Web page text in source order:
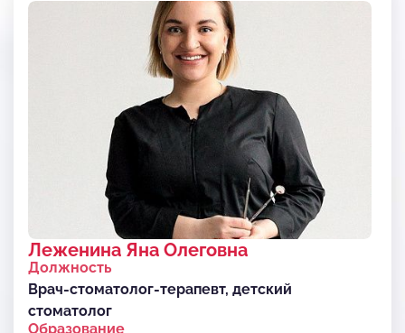
Леженина Яна Олеговна
Должность
Врач-стоматолог-терапевт, детский
стоматолог
Образование